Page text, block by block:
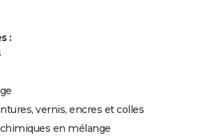
:
vernis, encres et colles
en mélange